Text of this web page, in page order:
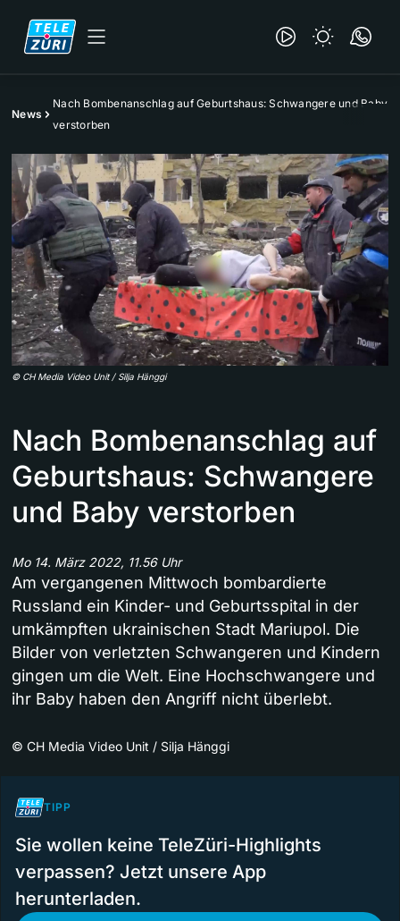
News
Nach Bombenanschlag auf Geburtshaus: Schwangere und Baby
verstorben
© CH Media Video Unit / Silja Hänggi
Nach Bombenanschlag auf
Geburtshaus: Schwangere
und Baby verstorben
Mo 14. März 2022, 11.56 Uhr
Am vergangenen Mittwoch bombardierte
Russland ein Kinder- und Geburtsspital in der
umkämpften ukrainischen Stadt Mariupol. Die
Bilder von verletzten Schwangeren und Kindern
gingen um die Welt. Eine Hochschwangere und
ihr Baby haben den Angriff nicht überlebt.
© CH Media Video Unit / Silja Hänggi
TIPP
Sie wollen keine TeleZüri-Highlights
verpassen? Jetzt unsere App
herunterladen.